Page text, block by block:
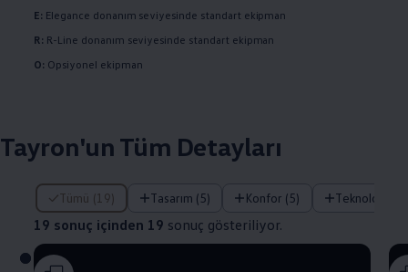
E: Elegance donanım seviyesinde standart ekipman
R: R-Line donanım seviyesinde standart ekipman
O: Opsiyonel ekipman
Tayron'un Tüm Detayları
Tümü (19) Tasarım (5) Konfor (5) Teknoloji (4)
19 sonuç içinden 19 sonuç gösteriliyor.
19 sonuç içinden 19 sonuç gösteriliyor.